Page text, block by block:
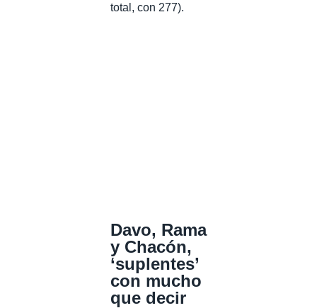
total, con 277).
Davo, Rama
y Chacón,
‘suplentes’
con mucho
que decir